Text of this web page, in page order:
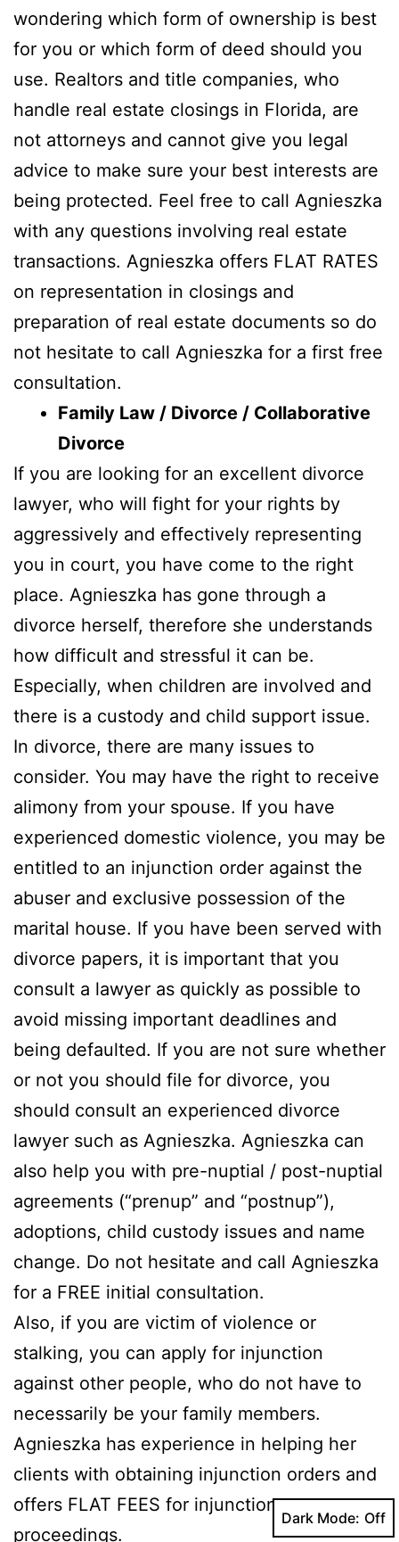
wondering which form of ownership is best
for you or which form of deed should you
use. Realtors and title companies, who
handle real estate closings in Florida, are
not attorneys and cannot give you legal
advice to make sure your best interests are
being protected. Feel free to call Agnieszka
with any questions involving real estate
transactions. Agnieszka offers FLAT RATES
on representation in closings and
preparation of real estate documents so do
not hesitate to call Agnieszka for a first free
consultation.
Family Law / Divorce / Collaborative
Divorce
If you are looking for an excellent divorce
lawyer, who will fight for your rights by
aggressively and effectively representing
you in court, you have come to the right
place. Agnieszka has gone through a
divorce herself, therefore she understands
how difficult and stressful it can be.
Especially, when children are involved and
there is a custody and child support issue.
In divorce, there are many issues to
consider. You may have the right to receive
alimony from your spouse. If you have
experienced domestic violence, you may be
entitled to an injunction order against the
abuser and exclusive possession of the
marital house. If you have been served with
divorce papers, it is important that you
consult a lawyer as quickly as possible to
avoid missing important deadlines and
being defaulted. If you are not sure whether
or not you should file for divorce, you
should consult an experienced divorce
lawyer such as Agnieszka. Agnieszka can
also help you with pre-nuptial / post-nuptial
agreements (“prenup” and “postnup”),
adoptions, child custody issues and name
change. Do not hesitate and call Agnieszka
for a FREE initial consultation.
Also, if you are victim of violence or
stalking, you can apply for injunction
against other people, who do not have to
necessarily be your family members.
Agnieszka has experience in helping her
clients with obtaining injunction orders and
offers FLAT FEES for injunction
proceedings.
Dark Mode: